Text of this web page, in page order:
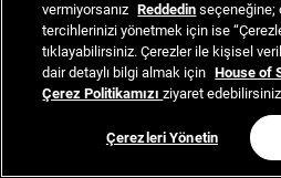
vermiyorsanız Reddedin seçeneğine;
tercihlerinizi yönetmek için ise
tıklayabilirsiniz. Çerezler ile kişisel
dair detaylı bilgi almak için House of
Çerez Politikamızıziyaret
Çerezleri Yönetin